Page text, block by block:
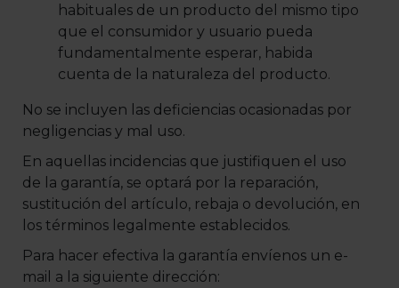
habituales de un producto del mismo tipo
que el consumidor y usuario pueda
fundamentalmente esperar, habida
cuenta de la naturaleza del producto.
No se incluyen las deficiencias ocasionadas por
negligencias y mal uso.
En aquellas incidencias que justifiquen el uso
de la garantía, se optará por la reparación,
sustitución del artículo, rebaja o devolución, en
los términos legalmente establecidos.
Para hacer efectiva la garantía envíenos un e-
mail a la siguiente dirección: